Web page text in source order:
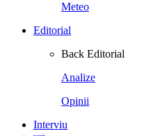
Meteo
Editorial
Back Editorial
Analize
Opinii
Interviu